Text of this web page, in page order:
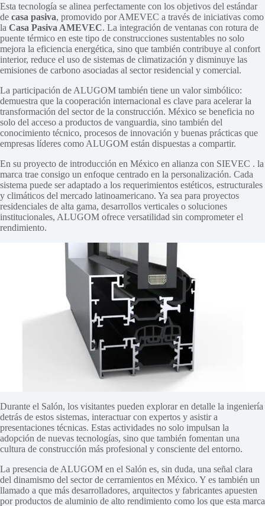
Esta tecnología se alinea perfectamente con los objetivos del estándar
de casa pasiva, promovido por AMEVEC a través de iniciativas como
la Casa Pasiva AMEVEC. La integración de ventanas con rotura de
puente térmico en este tipo de construcciones sustentables no solo
mejora la eficiencia energética, sino que también contribuye al confort
interior, reduce el uso de sistemas de climatización y disminuye las
emisiones de carbono asociadas al sector residencial y comercial.
La participación de ALUGOM también tiene un valor simbólico:
demuestra que la cooperación internacional es clave para acelerar la
transformación del sector de la construcción. México se beneficia no
solo del acceso a productos de vanguardia, sino también del
conocimiento técnico, procesos de innovación y buenas prácticas que
empresas líderes como ALUGOM están dispuestas a compartir.
En su proyecto de introducción en México en alianza con SIEVEC . la
marca trae consigo un enfoque centrado en la personalización. Cada
sistema puede ser adaptado a los requerimientos estéticos, estructurales
y climáticos del mercado latinoamericano. Ya sea para proyectos
residenciales de alta gama, desarrollos verticales o soluciones
institucionales, ALUGOM ofrece versatilidad sin comprometer el
rendimiento.
Durante el Salón, los visitantes pueden explorar en detalle la ingeniería
detrás de estos sistemas, interactuar con expertos y asistir a
presentaciones técnicas. Estas actividades no solo impulsan la
adopción de nuevas tecnologías, sino que también fomentan una
cultura de construcción más profesional y consciente del entorno.
La presencia de ALUGOM en el Salón es, sin duda, una señal clara
del dinamismo del sector de cerramientos en México. Y es también un
llamado a que más desarrolladores, arquitectos y fabricantes apuesten
por productos de aluminio de alto rendimiento como los que esta marca